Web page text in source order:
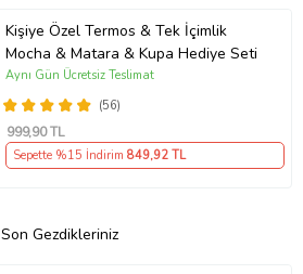
Kişiye Özel Termos & Tek İçimlik
Mocha & Matara & Kupa Hediye Seti
(56)
Aynı Gün Ücretsiz Teslimat
999,90 TL
Sepette %15 İndirim 849,92 TL
Son Gezdikleriniz